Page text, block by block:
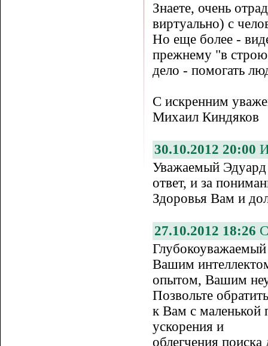
Знаете, очень
виртуально) с
Но еще более -
прежнему "в
дело - помогать
С искренним
Михаил Киндяков
30.10.2012 20:00
Уважаемый
ответ, и за
Здоровья Вам и
27.10.2012 18:26
Вашим
опытом, Вашим
Позвольте
к Вам с маленькой
ускорения и
облегчения